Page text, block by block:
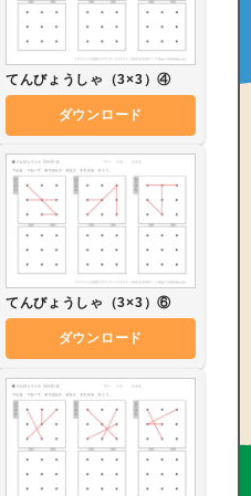
てんびょうしゃ（3×3）④
ダウンロード
てんびょうしゃ（3×3）⑥
ダウンロード